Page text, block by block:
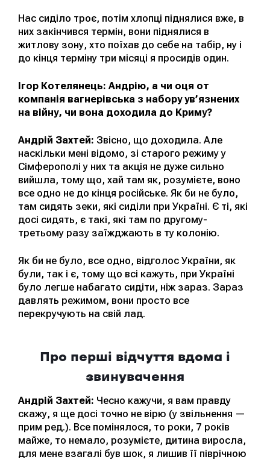
Нас сиділо троє, потім хлопці піднялися вже, в
них закінчився термін, вони піднялися в
житлову зону, хто поїхав до себе на табір, ну і
до кінця терміну три місяці я просидів один.
Ігор Котелянець: Андрію, а чи оця от
компанія вагнерівська з набору ув’язнених
на війну, чи вона доходила до Криму?
Андрій Захтей: Звісно, що доходила. Але
наскільки мені відомо, зі старого режиму у
Сімферополі у них та акція не дуже сильно
вийшла, тому що, хай там як, розумієте, воно
все одно не до кінця російське. Як би не було,
там сидять зеки, які сиділи при Україні. Є ті, які
досі сидять, є такі, які там по другому-
третьому разу заїжджають в ту колонію.
Як би не було, все одно, відголос України, як
були, так і є, тому що всі кажуть, при Україні
було легше набагато сидіти, ніж зараз. Зараз
давлять режимом, вони просто все
перекручують на свій лад.
Про перші відчуття вдома і
звинувачення
Андрій Захтей: Чесно кажучи, я вам правду
скажу, я ще досі точно не вірю (у звільнення —
прим ред.). Все помінялося, то роки, 7 років
майже, то немало, розумієте, дитина виросла,
для мене взагалі був шок, я лишив її піврічною